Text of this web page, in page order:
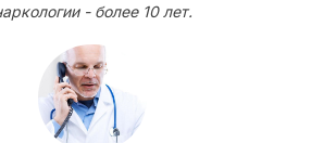
- более 10 лет.